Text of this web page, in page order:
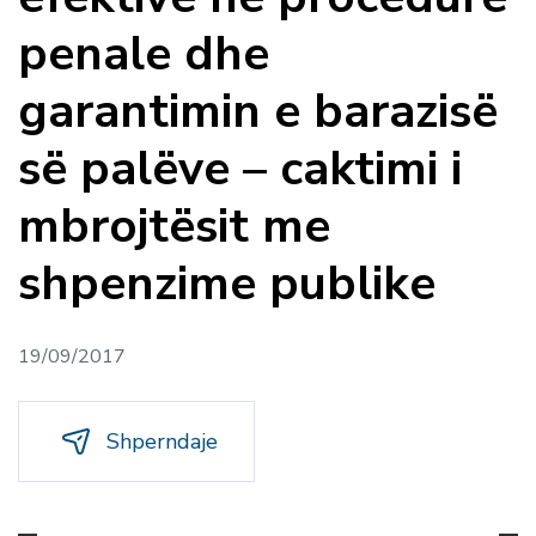
penale dhe
garantimin e barazisë
së palëve – caktimi i
mbrojtësit me
shpenzime publike
19/09/2017
Shperndaje